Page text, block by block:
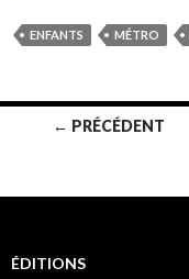
ENFANTS MÉTRO
Navigation
articles
← PRÉCÉDENT
ÉDITIONS